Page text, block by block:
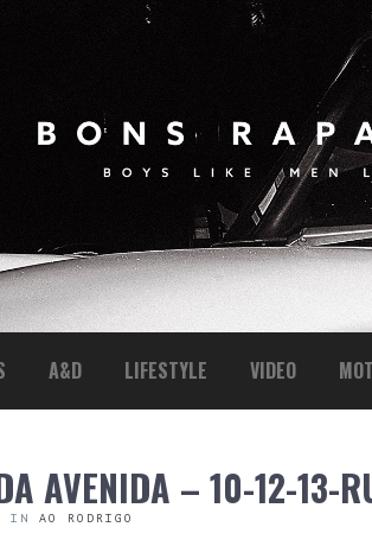
A&D LIFESTYLE VIDEO
AVENIDA – 10-12-13-
IN AO RODRIGO